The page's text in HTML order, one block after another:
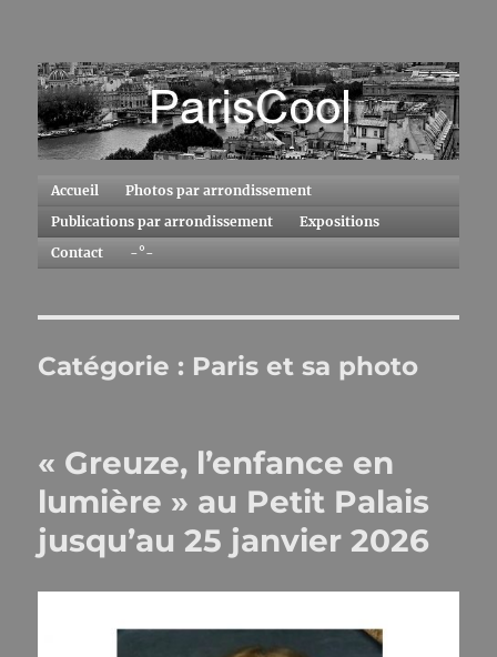
ParisCool
Accueil
Photos par arrondissement
Publications par arrondissement
Expositions
Contact
-°-
Catégorie : Paris et sa photo
« Greuze, l’enfance en
lumière » au Petit Palais
jusqu’au 25 janvier 2026